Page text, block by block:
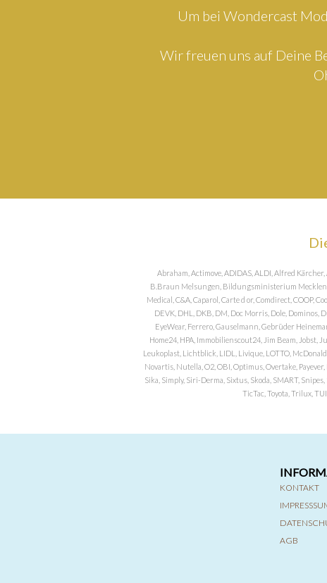
Um bei Wondercast
Wir freuen uns auf Deine
Abraham, Actimove, ADIDAS, ALDI, Alfred
B.Braun Melsungen, Bildungsministerium
Medical, C&A, Caparol, Carte d or, Comdirect, COOP,
DEVK, DHL, DKB, DM, Doc Morris, Dole, Dominos,
EyeWear, Ferrero, Gauselmann, Gebrüder
Home24, HPA, Immobilienscout24, Jim Beam, Jobst,
Leukoplast, Lichtblick, LIDL, Livique, LOTTO,
Novartis, Nutella, O2, OBI, Optimus, Overtake,
Sika, Simply, Siri-Derma, Sixtus, Skoda, SMART,
TicTac, Toyota, Trilux,
KONTAKT
AGB